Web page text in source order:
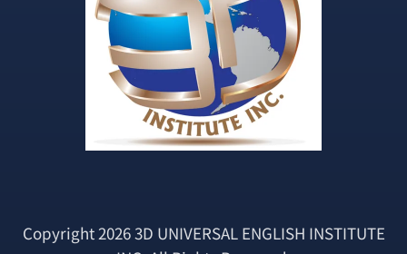
Copyright 2026 3D UNIVERSAL ENGLISH INSTITUTE